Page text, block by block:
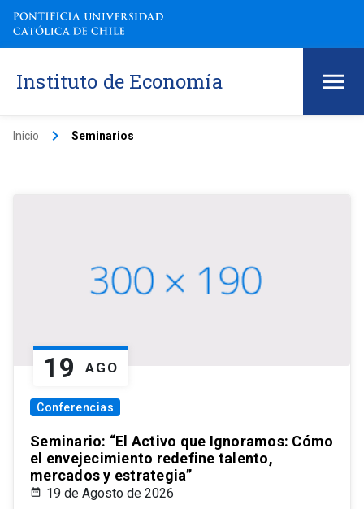
Instituto de Economía
Inicio keyboard_arrow_right Seminarios
19 AGO
Conferencias
Seminario: “El Activo que Ignoramos: Cómo
el envejecimiento redefine talento,
mercados y estrategia”
19 de Agosto de 2026